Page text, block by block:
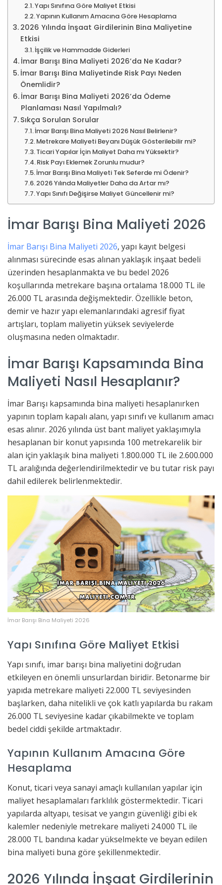
Yapı Sınıfına Göre Maliyet Etkisi
Yapının Kullanım Amacına Göre Hesaplama
2026 Yılında İnşaat Girdilerinin Bina Maliyetine
Etkisi
İşçilik ve Hammadde Giderleri
İmar Barışı Bina Maliyeti 2026’da Ne Kadar?
İmar Barışı Bina Maliyetinde Risk Payı Neden
Önemlidir?
İmar Barışı Bina Maliyeti 2026’da Ödeme
Planlaması Nasıl Yapılmalı?
Sıkça Sorulan Sorular
İmar Barışı Bina Maliyeti 2026 Nasıl Belirlenir?
Metrekare Maliyeti Beyanı Düşük Gösterilebilir mi?
Ticari Yapılar İçin Maliyet Daha mı Yüksektir?
Risk Payı Eklemek Zorunlu mudur?
İmar Barışı Bina Maliyeti Tek Seferde mi Ödenir?
2026 Yılında Maliyetler Daha da Artar mı?
Yapı Sınıfı Değişirse Maliyet Güncellenir mi?
İmar Barışı Bina Maliyeti 2026
İmar Barışı Bina Maliyeti 2026, yapı kayıt belgesi
alınması sürecinde esas alınan yaklaşık inşaat bedeli
üzerinden hesaplanmakta ve bu bedel 2026
koşullarında metrekare başına ortalama 18.000 TL ile
26.000 TL arasında değişmektedir. Özellikle beton,
demir ve hazır yapı elemanlarındaki agresif fiyat
artışları, toplam maliyetin yüksek seviyelerde
oluşmasına neden olmaktadır.
İmar Barışı Kapsamında Bina
Maliyeti Nasıl Hesaplanır?
İmar Barışı kapsamında bina maliyeti hesaplanırken
yapının toplam kapalı alanı, yapı sınıfı ve kullanım amacı
esas alınır. 2026 yılında üst bant maliyet yaklaşımıyla
hesaplanan bir konut yapısında 100 metrekarelik bir
alan için yaklaşık bina maliyeti 1.800.000 TL ile 2.600.000
TL aralığında değerlendirilmektedir ve bu tutar risk payı
dahil edilerek belirlenmektedir.
İmar Barışı Bina Maliyeti 2026
Yapı Sınıfına Göre Maliyet Etkisi
Yapı sınıfı, imar barışı bina maliyetini doğrudan
etkileyen en önemli unsurlardan biridir. Betonarme bir
yapıda metrekare maliyeti 22.000 TL seviyesinden
başlarken, daha nitelikli ve çok katlı yapılarda bu rakam
26.000 TL seviyesine kadar çıkabilmekte ve toplam
bedel ciddi şekilde artmaktadır.
Yapının Kullanım Amacına Göre
Hesaplama
Konut, ticari veya sanayi amaçlı kullanılan yapılar için
maliyet hesaplamaları farklılık göstermektedir. Ticari
yapılarda altyapı, tesisat ve yangın güvenliği gibi ek
kalemler nedeniyle metrekare maliyeti 24.000 TL ile
28.000 TL bandına kadar yükselmekte ve beyan edilen
bina maliyeti buna göre şekillenmektedir.
2026 Yılında İnşaat Girdilerinin